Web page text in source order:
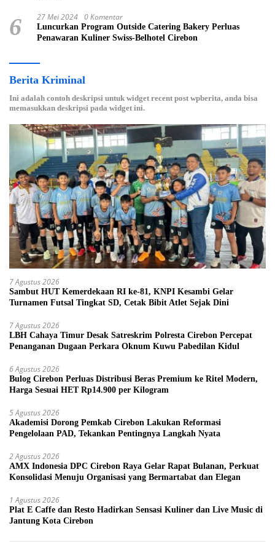
6 27 Mei 2024 0 Komentar
Luncurkan Program Outside Catering Bakery Perluas
Penawaran Kuliner Swiss-Belhotel Cirebon
Berita Kriminal
Ini adalah contoh deskripsi untuk widget recent post wpberita, anda bisa
memasukkan deskripsi pada widget ini.
7 Agustus 2026
Sambut HUT Kemerdekaan RI ke-81, KNPI Kesambi Gelar
Turnamen Futsal Tingkat SD, Cetak Bibit Atlet Sejak Dini
7 Agustus 2026
LBH Cahaya Timur Desak Satreskrim Polresta Cirebon Percepat
Penanganan Dugaan Perkara Oknum Kuwu Pabedilan Kidul
6 Agustus 2026
Bulog Cirebon Perluas Distribusi Beras Premium ke Ritel Modern,
Harga Sesuai HET Rp14.900 per Kilogram
5 Agustus 2026
Akademisi Dorong Pemkab Cirebon Lakukan Reformasi
Pengelolaan PAD, Tekankan Pentingnya Langkah Nyata
2 Agustus 2026
AMX Indonesia DPC Cirebon Raya Gelar Rapat Bulanan, Perkuat
Konsolidasi Menuju Organisasi yang Bermartabat dan Elegan
1 Agustus 2026
Plat E Caffe dan Resto Hadirkan Sensasi Kuliner dan Live Music di
Jantung Kota Cirebon